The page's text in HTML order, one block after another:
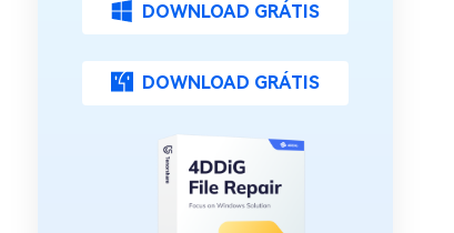
DOWNLOAD GRÁTIS
DOWNLOAD GRÁTIS